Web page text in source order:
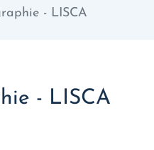
- LISCA
- LISCA